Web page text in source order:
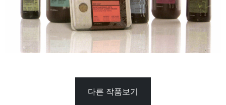
다른 작품보기